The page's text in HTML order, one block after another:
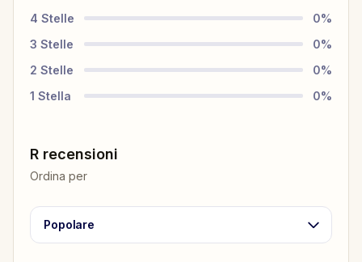
4 Stelle 0%
3 Stelle 0%
2 Stelle 0%
1 Stella 0%
R recensioni
Ordina per
Popolare